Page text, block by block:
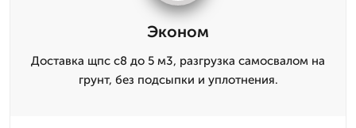
Эконом
Доставка щпс с8 до 5 м3, разгрузка самосвалом на
грунт, без подсыпки и уплотнения.